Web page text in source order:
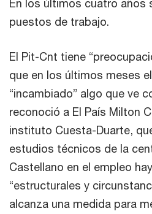
En los últimos cuatro años
puestos de trabajo.
El Pit-Cnt tiene
que en los últimos meses
“incambiado” algo que ve
reconoció a El País Milton
instituto Cuesta-Duarte,
estudios técnicos de la
Castellano en el empleo
“estructurales y
alcanza una medida para